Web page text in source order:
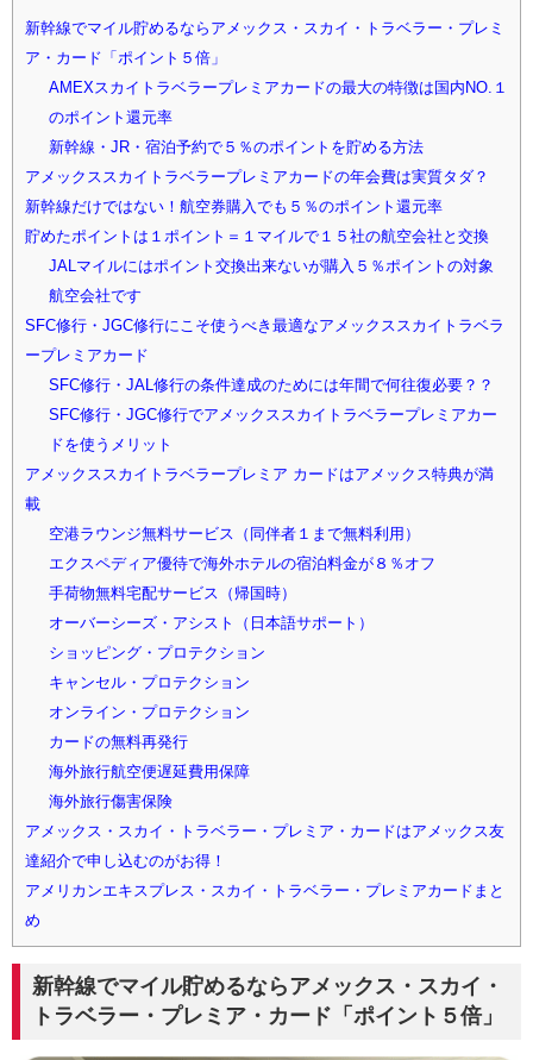
新幹線でマイル貯めるならアメックス・スカイ・トラベラー・プレミ
ア・カード「ポイント５倍」
AMEXスカイトラベラープレミアカードの最大の特徴は国内NO.１
のポイント還元率
新幹線・JR・宿泊予約で５％のポイントを貯める方法
アメックススカイトラベラープレミアカードの年会費は実質タダ？
新幹線だけではない！航空券購入でも５％のポイント還元率
貯めたポイントは１ポイント＝１マイルで１５社の航空会社と交換
JALマイルにはポイント交換出来ないが購入５％ポイントの対象
航空会社です
SFC修行・JGC修行にこそ使うべき最適なアメックススカイトラベラ
ープレミアカード
SFC修行・JAL修行の条件達成のためには年間で何往復必要？？
SFC修行・JGC修行でアメックススカイトラベラープレミアカー
ドを使うメリット
アメックススカイトラベラープレミア カードはアメックス特典が満
載
空港ラウンジ無料サービス（同伴者１まで無料利用）
エクスペディア優待で海外ホテルの宿泊料金が８％オフ
手荷物無料宅配サービス（帰国時）
オーバーシーズ・アシスト（日本語サポート）
ショッピング・プロテクション
キャンセル・プロテクション
オンライン・プロテクション
カードの無料再発行
海外旅行航空便遅延費用保障
海外旅行傷害保険
アメックス・スカイ・トラベラー・プレミア・カードはアメックス友
達紹介で申し込むのがお得！
アメリカンエキスプレス・スカイ・トラベラー・プレミアカードまと
め
新幹線でマイル貯めるならアメックス・スカイ・
トラベラー・プレミア・カード「ポイント５倍」